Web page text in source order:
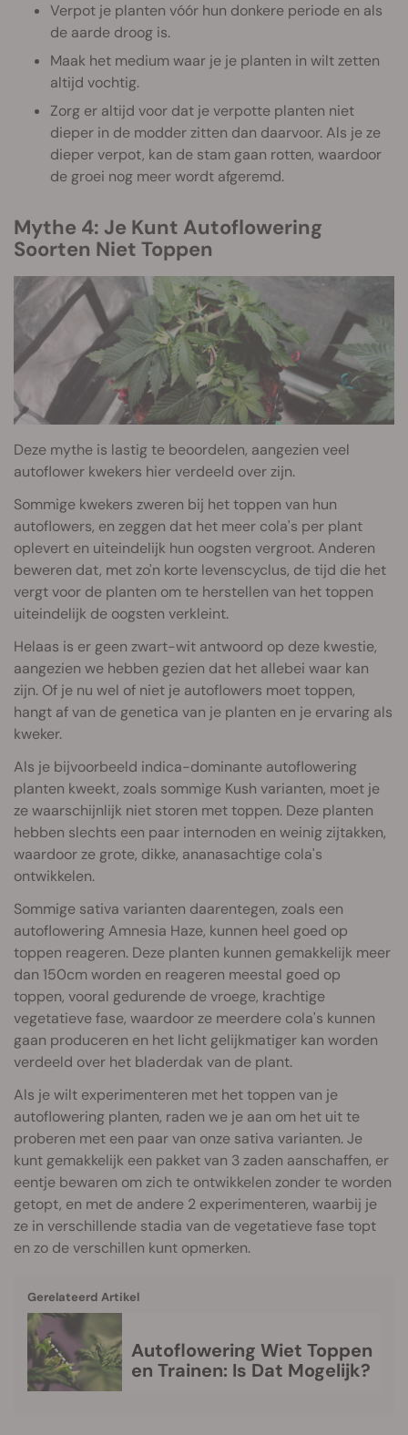
Verpot je planten vóór hun donkere periode en als
de aarde droog is.
Maak het medium waar je je planten in wilt zetten
altijd vochtig.
Zorg er altijd voor dat je verpotte planten niet
dieper in de modder zitten dan daarvoor. Als je ze
dieper verpot, kan de stam gaan rotten, waardoor
de groei nog meer wordt afgeremd.
Mythe 4: Je Kunt Autoflowering
Soorten Niet Toppen
Deze mythe is lastig te beoordelen, aangezien veel
autoflower kwekers hier verdeeld over zijn.
Sommige kwekers zweren bij het toppen van hun
autoflowers, en zeggen dat het meer cola's per plant
oplevert en uiteindelijk hun oogsten vergroot. Anderen
beweren dat, met zo'n korte levenscyclus, de tijd die het
vergt voor de planten om te herstellen van het toppen
uiteindelijk de oogsten verkleint.
Helaas is er geen zwart-wit antwoord op deze kwestie,
aangezien we hebben gezien dat het allebei waar kan
zijn. Of je nu wel of niet je autoflowers moet toppen,
hangt af van de genetica van je planten en je ervaring als
kweker.
Als je bijvoorbeeld indica-dominante autoflowering
planten kweekt, zoals sommige Kush varianten, moet je
ze waarschijnlijk niet storen met toppen. Deze planten
hebben slechts een paar internoden en weinig zijtakken,
waardoor ze grote, dikke, ananasachtige cola's
ontwikkelen.
Sommige sativa varianten daarentegen, zoals een
autoflowering Amnesia Haze, kunnen heel goed op
toppen reageren. Deze planten kunnen gemakkelijk meer
dan 150cm worden en reageren meestal goed op
toppen, vooral gedurende de vroege, krachtige
vegetatieve fase, waardoor ze meerdere cola's kunnen
gaan produceren en het licht gelijkmatiger kan worden
verdeeld over het bladerdak van de plant.
Als je wilt experimenteren met het toppen van je
autoflowering planten, raden we je aan om het uit te
proberen met een paar van onze sativa varianten. Je
kunt gemakkelijk een pakket van 3 zaden aanschaffen, er
eentje bewaren om zich te ontwikkelen zonder te worden
getopt, en met de andere 2 experimenteren, waarbij je
ze in verschillende stadia van de vegetatieve fase topt
en zo de verschillen kunt opmerken.
Gerelateerd Artikel
Autoflowering Wiet Toppen
en Trainen: Is Dat Mogelijk?